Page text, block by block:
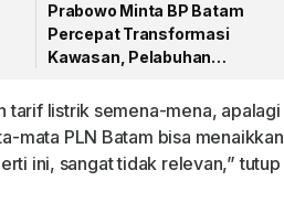
Prabowo Minta BP Batam
Percepat Transformasi
Kawasan, Pelabuhan
tarif listrik semena-mena, apalagi
mata PLN Batam bisa menaikkan
ini, sangat tidak relevan,” tutup